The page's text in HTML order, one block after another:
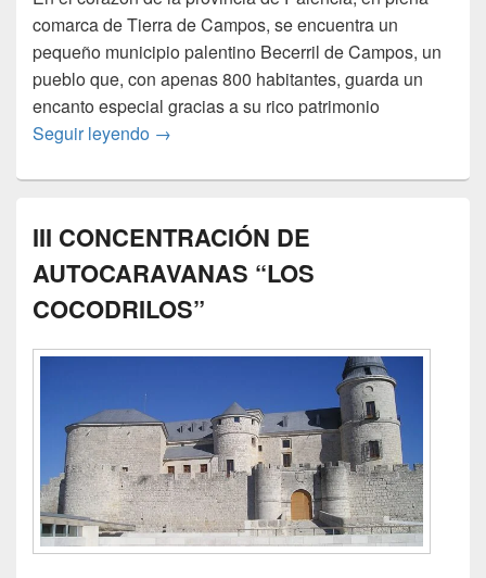
comarca de Tierra de Campos, se encuentra un
pequeño municipio palentino Becerril de Campos, un
pueblo que, con apenas 800 habitantes, guarda un
encanto especial gracias a su rico patrimonio
Seguir leyendo Becerril de Campos, 4, 5 y 6 de abril de
→
III CONCENTRACIÓN DE
AUTOCARAVANAS “LOS
COCODRILOS”